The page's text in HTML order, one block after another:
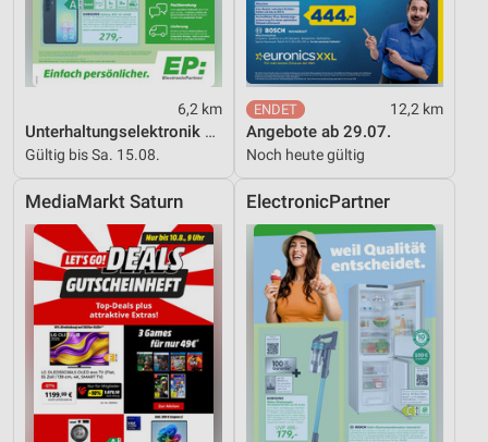
6,2 km
Unterhaltungselektronik 08/2026
Gültig bis Sa. 15.08.
12,2 km
Angebote ab 29.07.
Noch heute gültig
MediaMarkt Saturn ElectronicPartner
Notwendig
Performance
Werbung